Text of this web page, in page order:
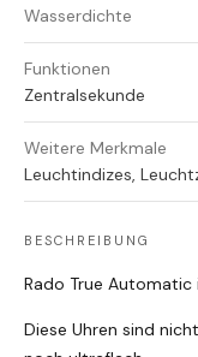
Wasserdichte
Funktionen
Zentralsekunde
Weitere Merkmale
Leuchtindizes,
BESCHREIBUNG
Rado True Automatic
Diese Uhren sind